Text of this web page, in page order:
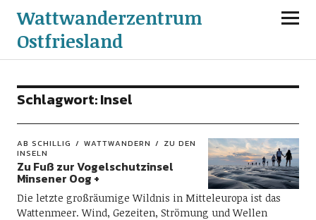
Wattwanderzentrum
Ostfriesland
Schlagwort:Insel
AB SCHILLIG WATTWANDERN
ZU DEN
INSELN
Zu Fuß zur Vogelschutzinsel
Minsener Oog +
Die letzte großräumige Wildnis in Mitteleuropa ist das
Wattenmeer. Wind, Gezeiten, Strömung und Wellen